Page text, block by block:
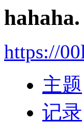
hahaha.
https://
主题
记录